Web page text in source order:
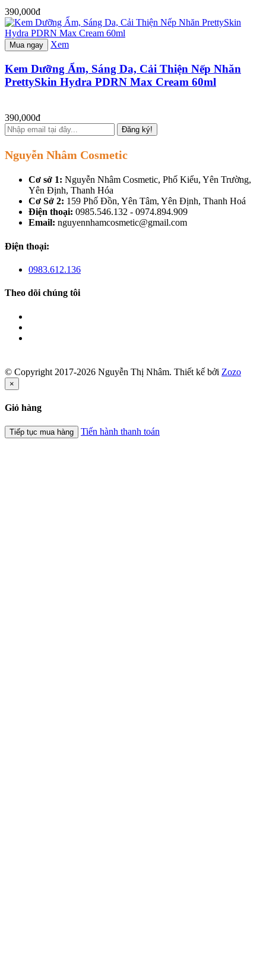
390,000đ
Mua ngay Xem
Kem Dưỡng Ẩm, Sáng Da, Cải Thiện Nếp Nhăn
PrettySkin Hydra PDRN Max Cream 60ml
390,000đ
Đăng ký!
Nguyễn Nhâm Cosmetic
Cơ sở 1: Nguyễn Nhâm Cosmetic, Phố Kiểu, Yên Trường,
Yên Định, Thanh Hóa
Cơ Sở 2: 159 Phố Đồn, Yên Tâm, Yên Định, Thanh Hoá
Điện thoại: 0985.546.132 - 0974.894.909
Email: nguyennhamcosmetic@gmail.com
Điện thoại:
0983.612.136
Theo dõi chúng tôi
© Copyright 2017-2026 Nguyễn Thị Nhâm. Thiết kế bởi Zozo
×
Giỏ hàng
Tiếp tục mua hàng Tiến hành thanh toán